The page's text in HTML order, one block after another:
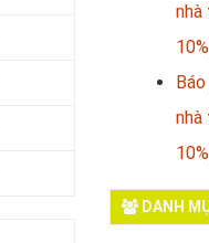
nhà
10%
nhà
10%
DANH